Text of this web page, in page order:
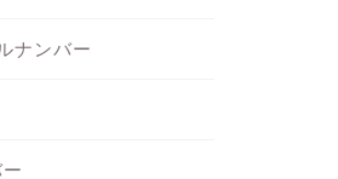
ナンバー